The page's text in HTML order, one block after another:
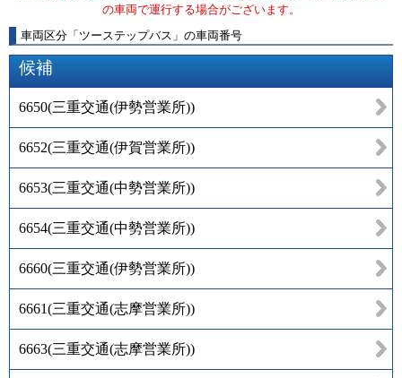
の車両で運行する場合がございます。
車両区分 「 ツーステップバス 」 の車両番号
候補
6650(三重交通(伊勢営業所))
6652(三重交通(伊賀営業所))
6653(三重交通(中勢営業所))
6654(三重交通(中勢営業所))
6660(三重交通(伊勢営業所))
6661(三重交通(志摩営業所))
6663(三重交通(志摩営業所))